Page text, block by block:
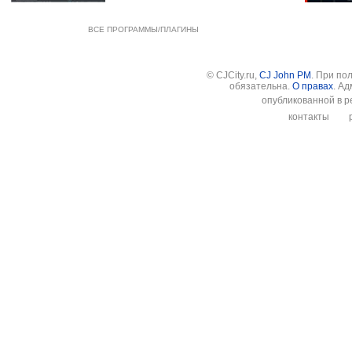
ВСЕ ПРОГРАММЫ/ПЛАГИНЫ
© CJCity.ru, CJ John PM . При
обязательна. О правах.
опубликованной в
контакты